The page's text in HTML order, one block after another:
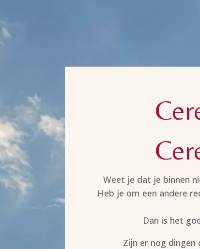
Weet je dat je binnen
Heb je om een andere
Dan is het
Zijn er nog dingen